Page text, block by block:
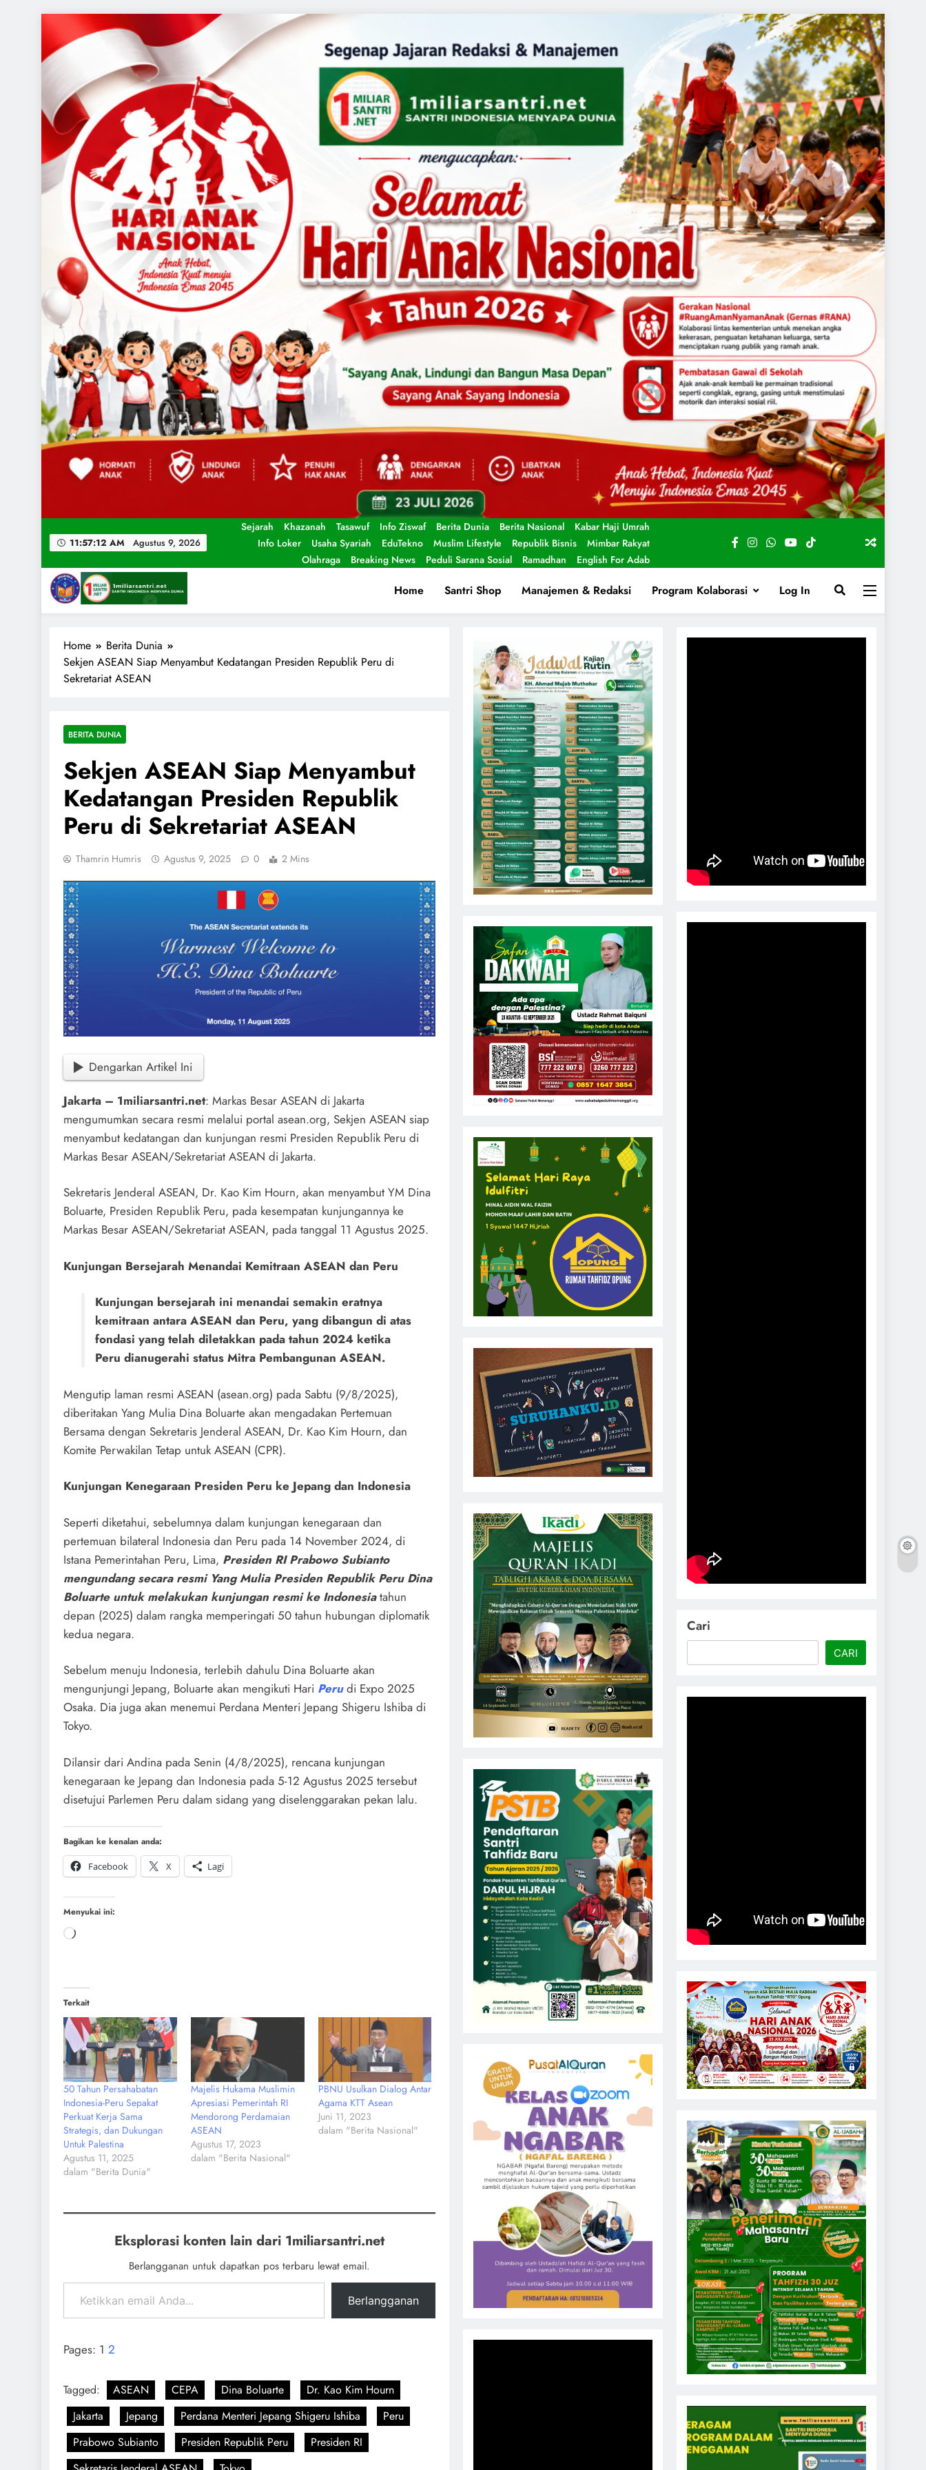
11:57:14 AM Agustus 9, 2026
Sejarah Khazanah Tasawuf Info Ziswaf Berita Dunia Berita Nasional
Kabar Haji Umrah
Info Loker
Usaha Syariah EduTekno Muslim Lifestyle Republik Bisnis
Mimbar Rakyat
Olahraga
Breaking News Peduli Sarana Sosial Ramadhan English For Adab
1miliarsantri.net
Home Santri Shop Manajemen & Redaksi Program Kolaborasi Log In
Home
Berita Dunia
Sekjen ASEAN Siap Menyambut Kedatangan Presiden Republik Peru di
Sekretariat ASEAN
BERITA DUNIA
Sekjen ASEAN Siap Menyambut
Kedatangan Presiden Republik
Peru di Sekretariat ASEAN
Thamrin Humris Agustus 9, 2025 0 2 Mins
Dengarkan Artikel Ini
Jakarta – 1miliarsantri.net: Markas Besar ASEAN di Jakarta
mengumumkan secara resmi melalui portal asean.org, Sekjen ASEAN siap
menyambut kedatangan dan kunjungan resmi Presiden Republik Peru di
Markas Besar ASEAN/Sekretariat ASEAN di Jakarta.
Sekretaris Jenderal ASEAN, Dr. Kao Kim Hourn, akan menyambut YM Dina
Boluarte, Presiden Republik Peru, pada kesempatan kunjungannya ke
Markas Besar ASEAN/Sekretariat ASEAN, pada tanggal 11 Agustus 2025.
Kunjungan Bersejarah Menandai Kemitraan ASEAN dan Peru
Kunjungan bersejarah ini menandai semakin eratnya
kemitraan antara ASEAN dan Peru, yang dibangun di atas
fondasi yang telah diletakkan pada tahun 2024 ketika
Peru dianugerahi status Mitra Pembangunan ASEAN.
Mengutip laman resmi ASEAN (asean.org) pada Sabtu (9/8/2025),
diberitakan Yang Mulia Dina Boluarte akan mengadakan Pertemuan
Bersama dengan Sekretaris Jenderal ASEAN, Dr. Kao Kim Hourn, dan
Komite Perwakilan Tetap untuk ASEAN (CPR).
Kunjungan Kenegaraan Presiden Peru ke Jepang dan Indonesia
Seperti diketahui, sebelumnya dalam kunjungan kenegaraan dan
pertemuan bilateral Indonesia dan Peru pada 14 November 2024, di
Istana Pemerintahan Peru, Lima, Presiden RI Prabowo Subianto
mengundang secara resmi Yang Mulia Presiden Republik Peru Dina
Boluarte untuk melakukan kunjungan resmi ke Indonesiatahun
depan (2025) dalam rangka memperingati 50 tahun hubungan diplomatik
kedua negara.
Sebelum menuju Indonesia, terlebih dahulu Dina Boluarte akan
mengunjungi Jepang, Boluarte akan mengikuti Hari Perudi Expo 2025
Osaka. Dia juga akan menemui Perdana Menteri Jepang Shigeru Ishiba di
Tokyo.
Dilansir dari Andina pada Senin (4/8/2025), rencana kunjungan
kenegaraan ke Jepang dan Indonesia pada 5-12 Agustus 2025 tersebut
disetujui Parlemen Peru dalam sidang yang diselenggarakan pekan lalu.
Bagikan ke kenalan anda:
Facebook
X Lagi
Menyukai ini:
Terkait
50 Tahun Persahabatan
Indonesia-Peru Sepakat
Perkuat Kerja Sama
Strategis, dan Dukungan
Untuk Palestina
Agustus 11, 2025
dalam "Berita Dunia"
Majelis Hukama Muslimin
Apresiasi Pemerintah RI
Mendorong Perdamaian
ASEAN
Agustus 17, 2023
dalam "Berita Nasional"
PBNU Usulkan Dialog Antar
Agama KTT Asean
Juni 11, 2023
dalam "Berita Nasional"
Eksplorasi konten lain dari 1miliarsantri.net
Berlangganan untuk dapatkan pos terbaru lewat email.
Berlangganan
Pages: 1 2
Tagged: ASEAN CEPA Dina Boluarte
Dr. Kao Kim Hourn
Jakarta
Jepang Perdana Menteri Jepang Shigeru Ishiba
Peru
Prabowo Subianto
Presiden Republik Peru
Presiden RI
Cari
CARI